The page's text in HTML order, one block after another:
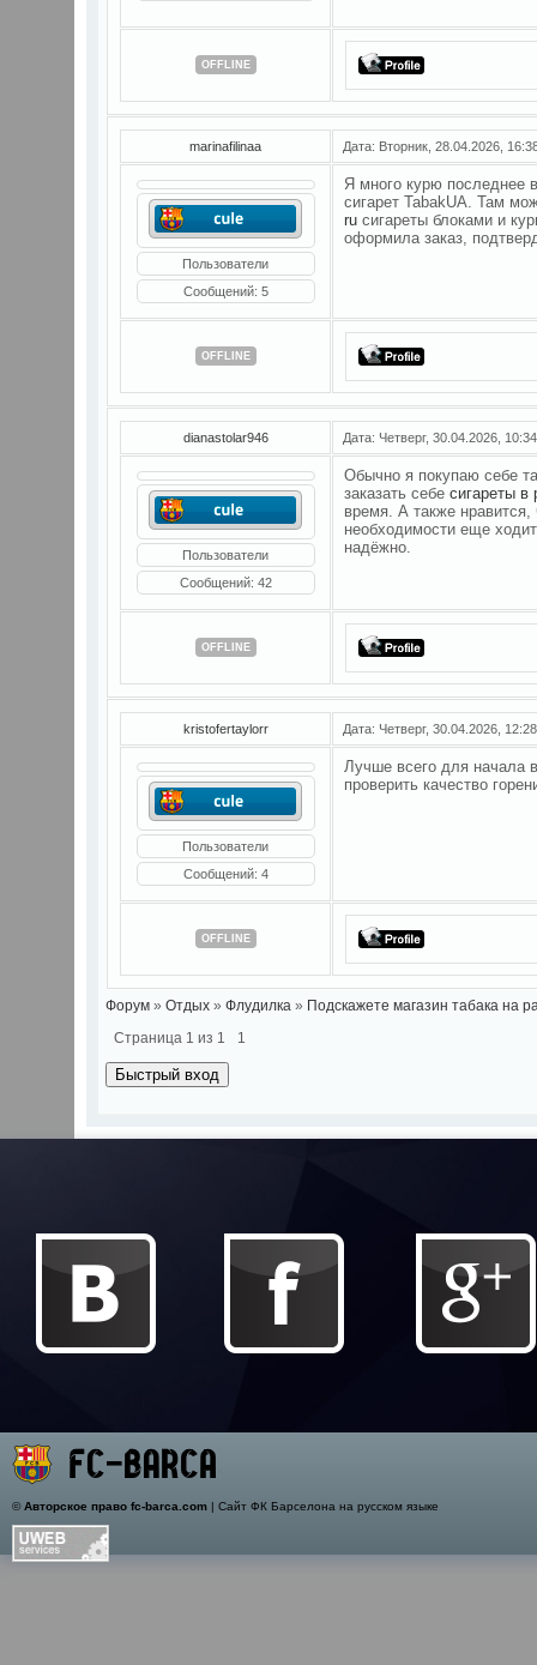
OFFLINE
marinafilinaa Дата: Вторник, 28.04.2026,
Пользователи
Сообщений: 5
Я много курю последнее
сигарет TabakUA. Там
ru сигареты блоками и
оформила заказ,
OFFLINE
dianastolar946 Дата: Четверг, 30.04.2026,
Пользователи
Сообщений: 42
Обычно я покупаю себе
заказать себесигареты в
время. А также
необходимости еще
надёжно.
OFFLINE
kristofertaylorr Дата: Четверг, 30.04.2026,
Пользователи
Сообщений: 4
Лучше всего для начала
проверить качество
OFFLINE
Форум » Отдых » Флудилка » Подскажете магазин табака на
Страница 1 из 1 1
©Авторское право fc-barca.com| Сайт ФК Барселона на русском языке